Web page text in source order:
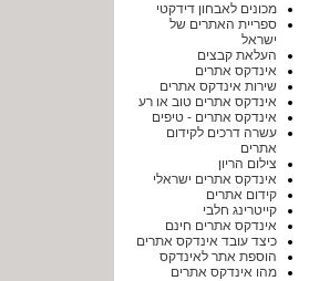
מכונים לאבחון דידקטי
ספריית האתרים של
ישראל
העלאת קבצים
אינדקס אתרים
שירות אינדקס אתרים
אינדקס אתרים טוב או רע
אינדקס אתרים - טיפים
עשרה דרכים לקידום
אתרים
צילום הריון
אינדקס אתרים ישראלי
קידום אתרים
קייטרינג חלבי
אינדקס אתרים חינם
כיצד עובד אינדקס אתרים
הוספת אתר לאינדקס
מהו אינדקס אתרים